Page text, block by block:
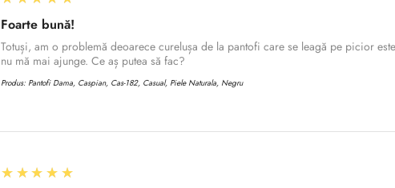
Foarte bună!
Totuși, am o problemă deoarece curelușa de la pantofi care se leagă pe picior
nu mă mai ajunge. Ce aș putea să fac?
Produs: Pantofi Dama, Caspian, Cas-182, Casual, Piele Naturala, Negru
5
★★★★★
Confirm your age